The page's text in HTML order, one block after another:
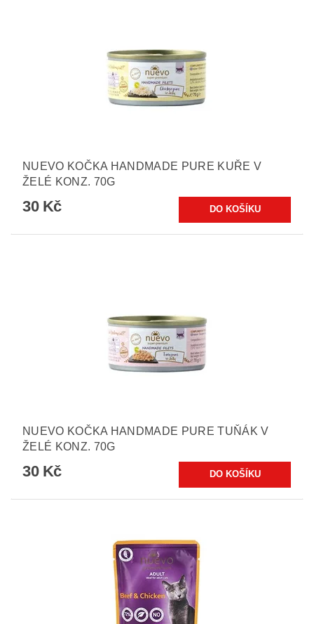
NUEVO KOČKA HANDMADE PURE KUŘE V
ŽELÉ KONZ. 70G
30 Kč
NUEVO KOČKA HANDMADE PURE TUŇÁK V
ŽELÉ KONZ. 70G
30 Kč